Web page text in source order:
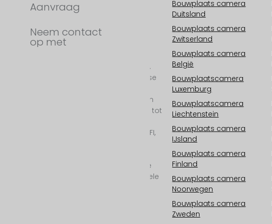
info@fastmotion.at
UID: ATU73406913
bouwplaatscamera's,
bouwplaats time-lapse
documentaire in 2D en
ECHT 3D van 6K/25mp tot
Buitencamera met WIFI,
bewaking, all-inclusive
service en professionele
Bouwplaats camera
Duitsland
Bouwplaats camera
Zwitserland
Bouwplaats camera
België
Bouwplaatscamera
Luxemburg
Bouwplaatscamera
Liechtenstein
Bouwplaats camera
IJsland
Bouwplaats camera
Finland
Bouwplaats camera
Noorwegen
Bouwplaats camera
Zweden
Aanvraag
Neem contact
op met